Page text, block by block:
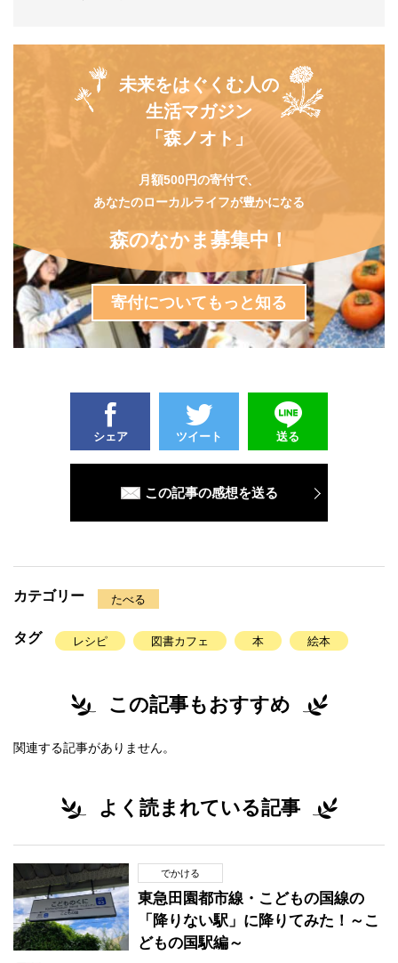
未来をはぐくむ人の
生活マガジン
「森ノオト」
月額500円の寄付で、
あなたのローカルライフが豊かになる
森のなかま募集中！
寄付についてもっと知る
シェア ツイート 送る
この記事の感想を送る
カテゴリー たべる
タグ レシピ 図書カフェ 本 絵本
この記事もおすすめ
関連する記事がありません。
よく読まれている記事
でかける
東急田園都市線・こどもの国線の
「降りない駅」に降りてみた！～こ
どもの国駅編～